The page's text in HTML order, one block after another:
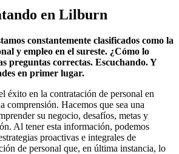
en Lilburn
constantemente clasificados como la
y empleo en el sureste. ¿Cómo lo
preguntas correctas. Escuchando. Y
en primer lugar.
éxito en la contratación de personal en
comprensión. Hacemos que sea una
su negocio, desafíos, metas y
Al tener esta información, podemos
proactivas e integrales de
de personal que, en última instancia, lo